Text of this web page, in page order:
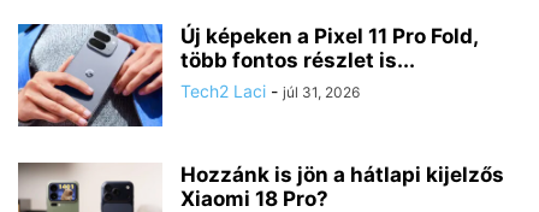
Új képeken a Pixel 11 Pro Fold,
több fontos részlet is...
Tech2 Laci - júl 31, 2026
Hozzánk is jön a hátlapi kijelzős
Xiaomi 18 Pro?